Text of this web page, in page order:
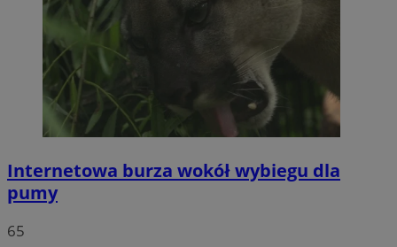
Internetowa burza wokół wybiegu dla
pumy
65